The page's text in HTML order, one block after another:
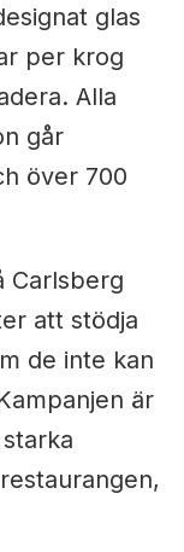
glas
per krog
Alla
går
över 700
Carlsberg
att stödja
de inte kan
är